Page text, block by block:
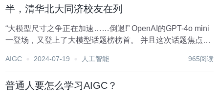
半，清华北大同济校友在列
“大模型尺寸之争正在加速……倒退!” OpenAI的GPT-4o mini
一登场，又登上了大模型话题榜榜首。 并且这次话题焦点，
直接把此前大受开发者好评的Gemini1.5Flash和Claude3...
AIGC 2024-07-19 人工智能 965阅读
普通人要怎么学习AIGC？